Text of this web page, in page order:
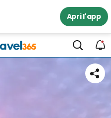
Apri l'app